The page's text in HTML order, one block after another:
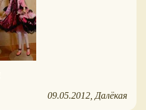
09.05.2012 Далёкая